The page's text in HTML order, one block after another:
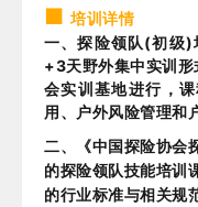
■培训详情
一、探险领队(初级)
+3天野外集中实训
会实训基地进行，
用、户外风险管理和
二、《中国探险协会
的探险领队技能培训
的行业标准与相关规